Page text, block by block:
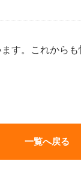
す。これから
一覧へ戻る